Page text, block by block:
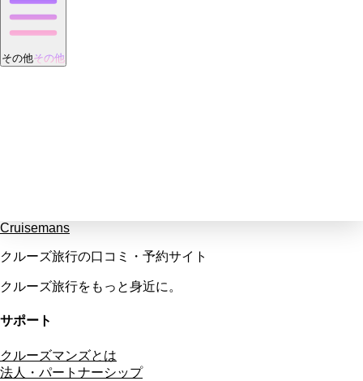
その他その他
Cruisemans
クルーズ旅行の口コミ・予約サイト
クルーズ旅行をもっと身近に。
サポート
クルーズマンズとは
法人・パートナーシップ